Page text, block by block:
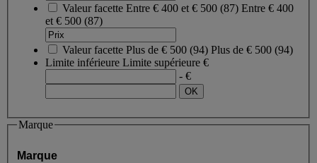
Valeur facette Entre € 400 et € 500 (87) Entre € 400
et € 500 (87)
Valeur facette Plus de € 500 (94) Plus de € 500 (94)
Limite inférieure Limite supérieure €
- €
Marque
Marque